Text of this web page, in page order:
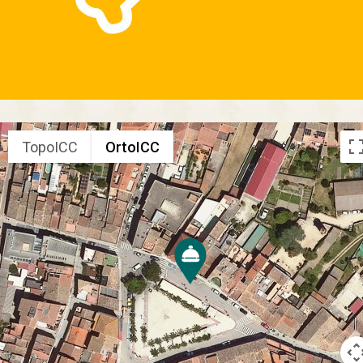
TopoICC OrtoICC